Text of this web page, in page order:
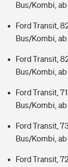
Bus/Kombi, ab
Ford Transit,
Bus/Kombi, ab
Ford Transit,
Bus/Kombi, ab
Ford Transit,
Bus/Kombi, ab
Ford Transit,
Bus/Kombi, ab
Ford Transit,